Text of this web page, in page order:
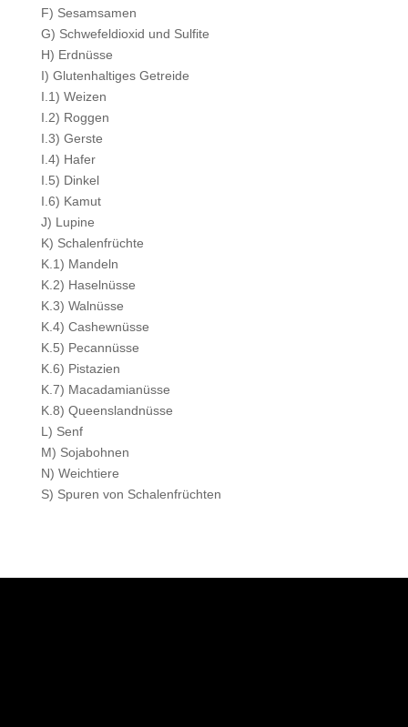
F) Sesamsamen
G) Schwefeldioxid und Sulfite
H) Erdnüsse
I) Glutenhaltiges Getreide
I.1) Weizen
I.2) Roggen
I.3) Gerste
I.4) Hafer
I.5) Dinkel
I.6) Kamut
J) Lupine
K) Schalenfrüchte
K.1) Mandeln
K.2) Haselnüsse
K.3) Walnüsse
K.4) Cashewnüsse
K.5) Pecannüsse
K.6) Pistazien
K.7) Macadamianüsse
K.8) Queenslandnüsse
L) Senf
M) Sojabohnen
N) Weichtiere
S) Spuren von Schalenfrüchten